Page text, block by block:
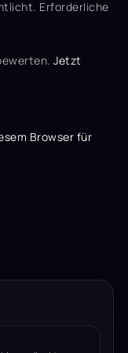
Erforderliche
Jetzt
Browser für